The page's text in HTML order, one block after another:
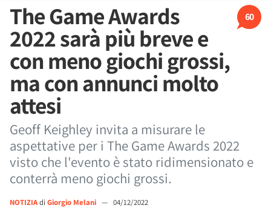
60
The Game Awards
2022 sarà più breve e
con meno giochi grossi,
ma con annunci molto
attesi
Geoff Keighley invita a misurare le
aspettative per i The Game Awards 2022
visto che l'evento è stato ridimensionato e
conterrà meno giochi grossi.
NOTIZIAdi Giorgio Melani — 04/12/2022